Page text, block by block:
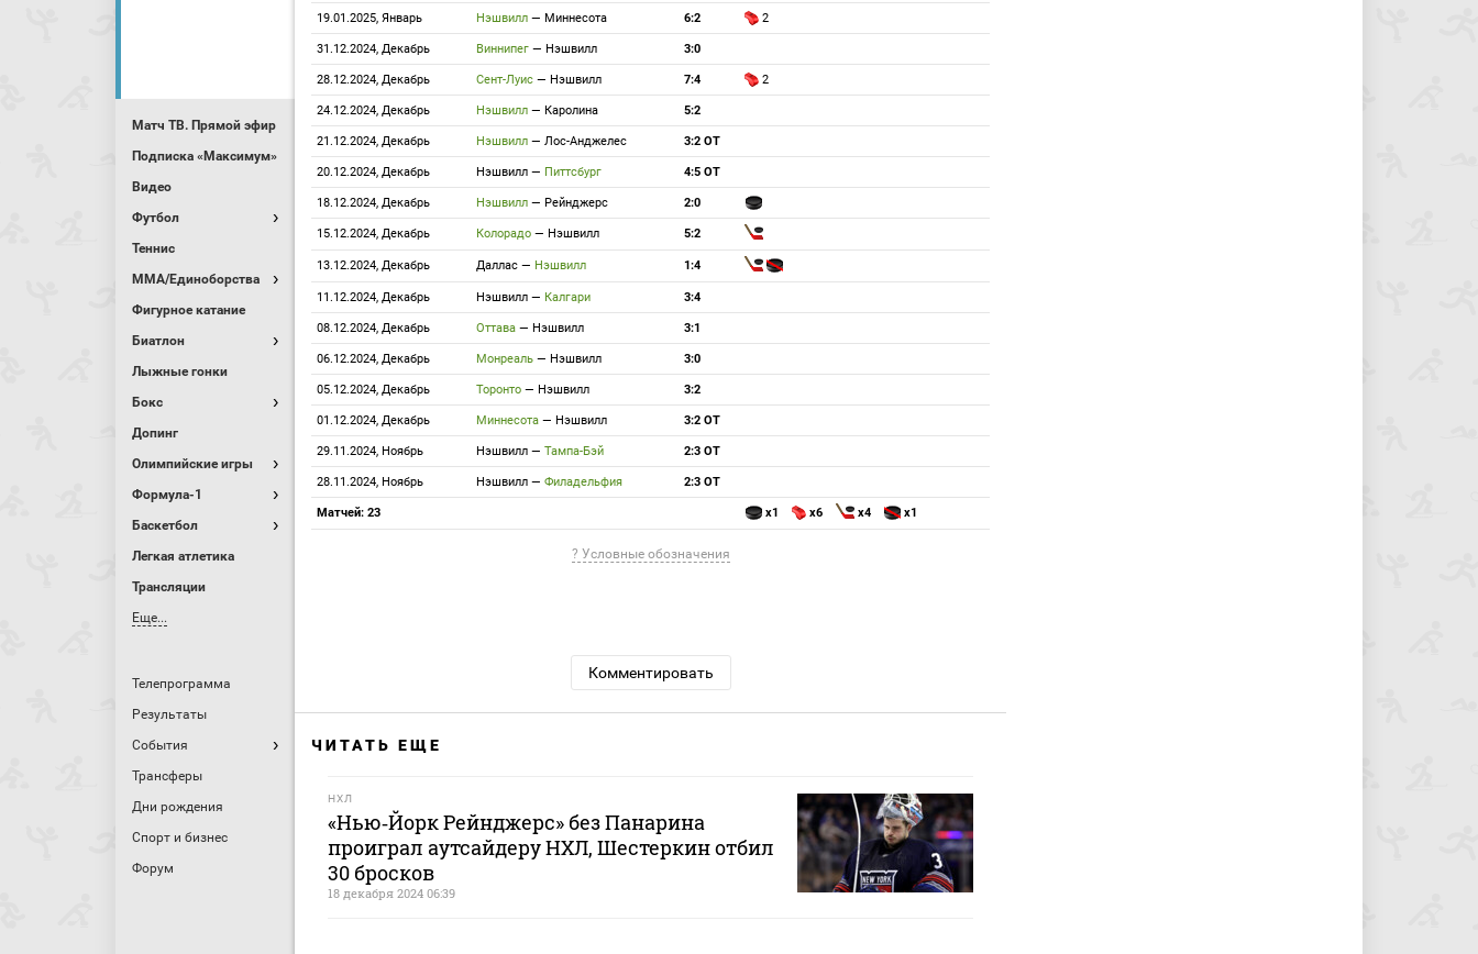
Матч ТВ. Прямой эфир
Подписка «Максимум»
Видео
Футбол
Теннис
MMA/Единоборства
Фигурное катание
Биатлон
Лыжные гонки
Бокс
Допинг
Олимпийские игры
Формула-1
Баскетбол
Легкая атлетика
Трансляции
Еще...
Телепрограмма
Результаты
События
Трансферы
Дни рождения
Спорт и бизнес
Форум
19.01.2025, Январь Нэшвилл — Миннесота 6:2 2
31.12.2024, Декабрь Виннипег — Нэшвилл 3:0
28.12.2024, Декабрь Сент-Луис — Нэшвилл 7:4 2
24.12.2024, Декабрь Нэшвилл — Каролина 5:2
21.12.2024, Декабрь Нэшвилл — Лос-Анджелес 3:2 ОТ
20.12.2024, Декабрь Нэшвилл — Питтсбург 4:5 ОТ
18.12.2024, Декабрь Нэшвилл — Рейнджерс 2:0
15.12.2024, Декабрь Колорадо — Нэшвилл 5:2
13.12.2024, Декабрь Даллас — Нэшвилл 1:4
11.12.2024, Декабрь Нэшвилл — Калгари 3:4
08.12.2024, Декабрь Оттава — Нэшвилл 3:1
06.12.2024, Декабрь Монреаль — Нэшвилл 3:0
05.12.2024, Декабрь Торонто — Нэшвилл 3:2
01.12.2024, Декабрь Миннесота — Нэшвилл 3:2 ОТ
29.11.2024, Ноябрь Нэшвилл — Тампа-Бэй 2:3 ОТ
28.11.2024, Ноябрь Нэшвилл — Филадельфия 2:3 ОТ
Матчей: 23 x1 x6 x4 x1
? Условные обозначения
Комментировать
ЧИТАТЬ ЕЩЕ
НХЛ
«Нью‑Йорк Рейнджерс» без Панарина
проиграл аутсайдеру НХЛ, Шестеркин отбил
30 бросков
18 декабря 2024 06:39